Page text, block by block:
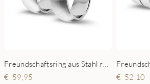
59,95
52,10